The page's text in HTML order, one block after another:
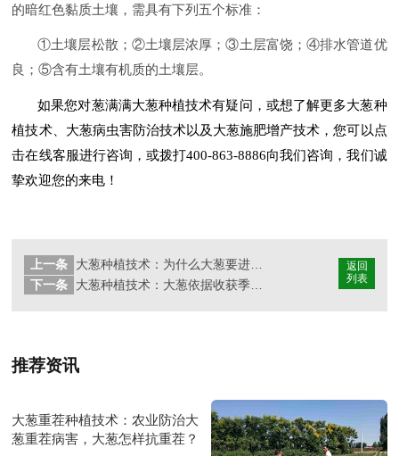
的暗红色黏质土壤，需具有下列五个标准：
①土壤层松散；②土壤层浓厚；③土层富饶；④排水管道优
良；⑤含有土壤有机质的土壤层。
如果您对葱满满大葱种植技术有疑问，或想了解更多大葱种
植技术、大葱病虫害防治技术以及大葱施肥增产技术，您可以点
击在线客服进行咨询，或拨打400-863-8886向我们咨询，我们诚
挚欢迎您的来电！
返回
列表
上一条
大葱种植技术：为什么大葱要进行轮作种植？
下一条
推荐资讯
大葱重茬种植技术：农业防治大
葱重茬病害，大葱怎样抗重茬？